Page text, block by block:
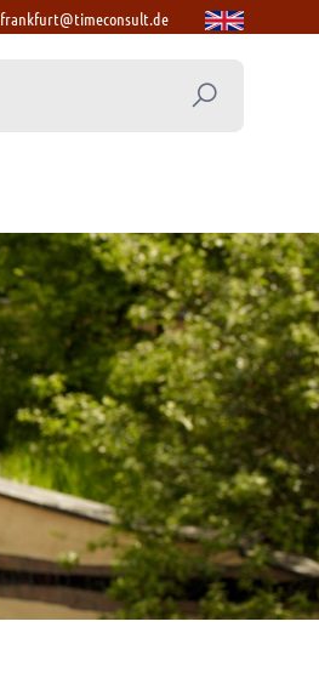
frankfurt@timeconsult.de